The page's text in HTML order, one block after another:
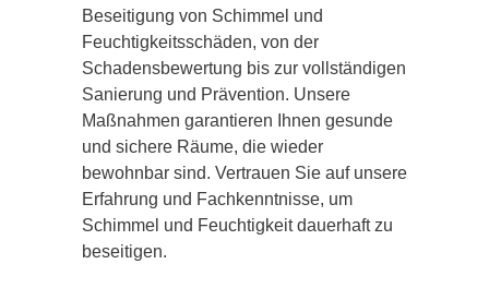
Beseitigung von Schimmel und
Feuchtigkeitsschäden, von der
Schadensbewertung bis zur vollständigen
Sanierung und Prävention. Unsere
Maßnahmen garantieren Ihnen gesunde
und sichere Räume, die wieder
bewohnbar sind. Vertrauen Sie auf unsere
Erfahrung und Fachkenntnisse, um
Schimmel und Feuchtigkeit dauerhaft zu
beseitigen.